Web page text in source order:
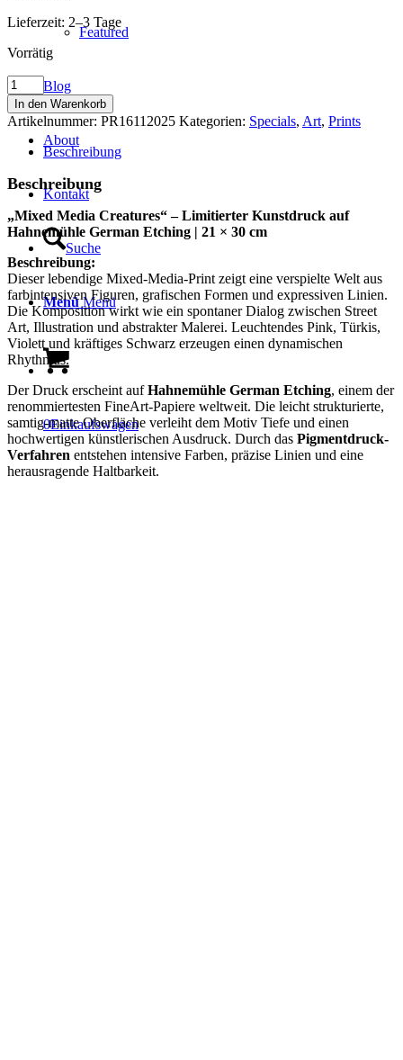
Featured
Blog
About
Kontakt
Suche
Menü Menü
0Einkaufswagen
Lieferzeit: 2–3 Tage
Vorrätig
Mixed
Media
Creatures
–
Limitierter
Kunstdruck
In den Warenkorb
Artikelnummer: PR16112025 Kategorien: Specials, Art, Prints
Beschreibung
Beschreibung
„Mixed Media Creatures“ – Limitierter Kunstdruck auf
Hahnemühle German Etching | 21 × 30 cm
Beschreibung:
Dieser lebendige Mixed-Media-Print zeigt eine verspielte Welt aus
farbintensiven Figuren, grafischen Formen und expressiven Linien.
Die Komposition wirkt wie ein spontaner Dialog zwischen Street
Art, Illustration und abstrakter Malerei. Leuchtendes Pink, Türkis,
Violett und kräftiges Schwarz erzeugen einen dynamischen
Rhythmus.
Der Druck erscheint aufHahnemühle German Etching, einem der
renommiertesten FineArt-Papiere weltweit. Die leicht strukturierte,
samtig-matte Oberfläche verleiht dem Motiv Tiefe und einen
hochwertigen künstlerischen Ausdruck. Durch das Pigmentdruck-
Verfahren entstehen intensive Farben, präzise Linien und eine
herausragende Haltbarkeit.